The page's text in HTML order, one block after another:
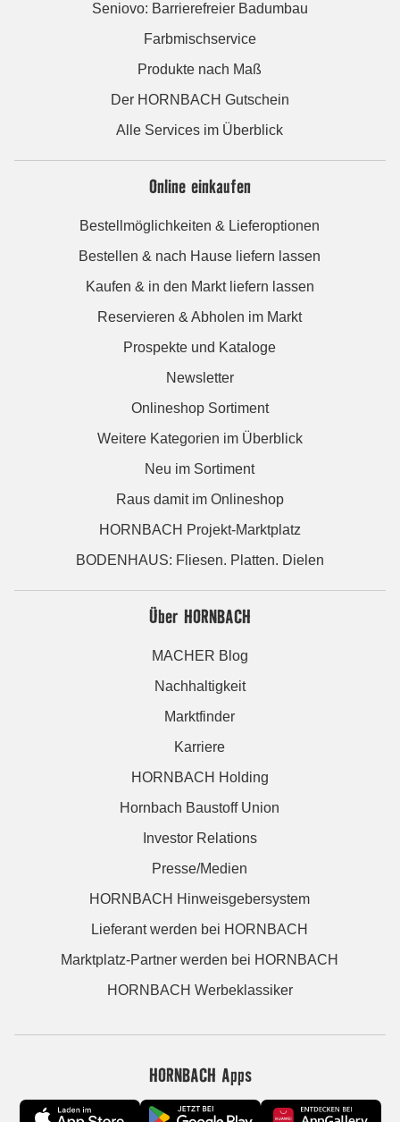
Seniovo: Barrierefreier Badumbau
Farbmischservice
Produkte nach Maß
Der HORNBACH Gutschein
Alle Services im Überblick
Online einkaufen
Bestellmöglichkeiten & Lieferoptionen
Bestellen & nach Hause liefern lassen
Kaufen & in den Markt liefern lassen
Reservieren & Abholen im Markt
Prospekte und Kataloge
Newsletter
Onlineshop Sortiment
Weitere Kategorien im Überblick
Neu im Sortiment
Raus damit im Onlineshop
HORNBACH Projekt-Marktplatz
BODENHAUS: Fliesen. Platten. Dielen
Über HORNBACH
MACHER Blog
Nachhaltigkeit
Marktfinder
Karriere
HORNBACH Holding
Hornbach Baustoff Union
Investor Relations
Presse/Medien
HORNBACH Hinweisgebersystem
Lieferant werden bei HORNBACH
Marktplatz-Partner werden bei HORNBACH
HORNBACH Werbeklassiker
HORNBACH Apps